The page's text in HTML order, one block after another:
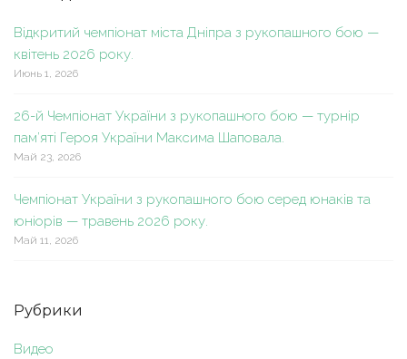
Відкритий чемпіонат міста Дніпра з рукопашного бою —
квітень 2026 року.
Июнь 1, 2026
26-й Чемпіонат України з рукопашного бою — турнір
пам’яті Героя України Максима Шаповала.
Май 23, 2026
Чемпіонат України з рукопашного бою серед юнаків та
юніорів — травень 2026 року.
Май 11, 2026
Рубрики
Видео